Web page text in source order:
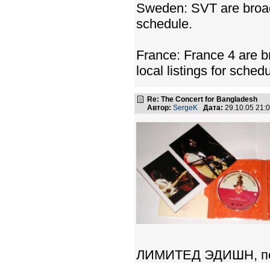
Sweden: SVT are
schedule.
France: France 4 are
local listings for
Re: The Concert for Bangladesh
Автор: SergeK Дата: 29.10.05
ЛИМИТЕД ЭДИШН,